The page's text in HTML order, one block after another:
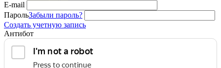
E-mail
ПарольЗабыли пароль?
Создать учетную запись
Антибот